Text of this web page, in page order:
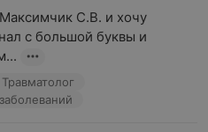
С.В. и хочу
с большой буквы и